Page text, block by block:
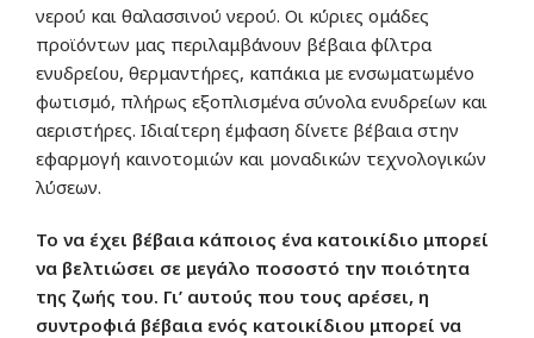
νερού και θαλασσινού νερού. Οι κύριες ομάδες
προϊόντων μας περιλαμβάνουν βέβαια φίλτρα
ενυδρείου, θερμαντήρες, καπάκια με ενσωματωμένο
φωτισμό, πλήρως εξοπλισμένα σύνολα ενυδρείων και
αεριστήρες. Ιδιαίτερη έμφαση δίνετε βέβαια στην
εφαρμογή καινοτομιών και μοναδικών τεχνολογικών
λύσεων.
Το να έχει βέβαια κάποιος ένα κατοικίδιο μπορεί
να βελτιώσει σε μεγάλο ποσοστό την ποιότητα
της ζωής του. Γι’ αυτούς που τους αρέσει, η
συντροφιά βέβαια ενός κατοικίδιου μπορεί να